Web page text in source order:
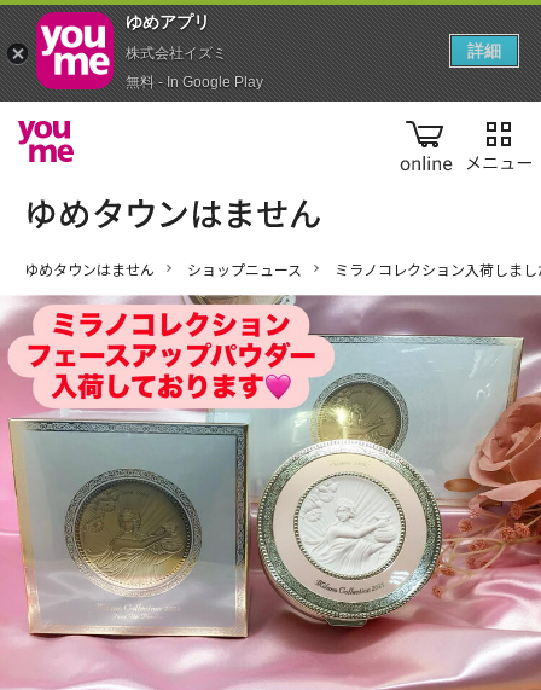
online
ゆめタウンはません ショップニュース ミラノコレクション入荷しまし
ゆめアプ‪リ‬
株式会社イズミ
無料 - In Google Play
詳細